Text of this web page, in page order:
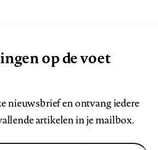
op de voet
nieuwsbrief en ontvang iedere
artikelen in je mailbox.